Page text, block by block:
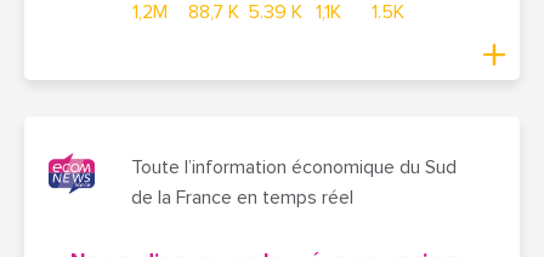
1,2M 88,7 K 5.39 K 1,1K 1.5K
Toute l’information économique du Sud
de la France en temps réel